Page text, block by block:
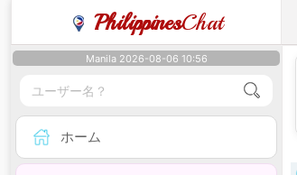
PhilippinesChat
Manila 2026-08-06 10:56
ホーム